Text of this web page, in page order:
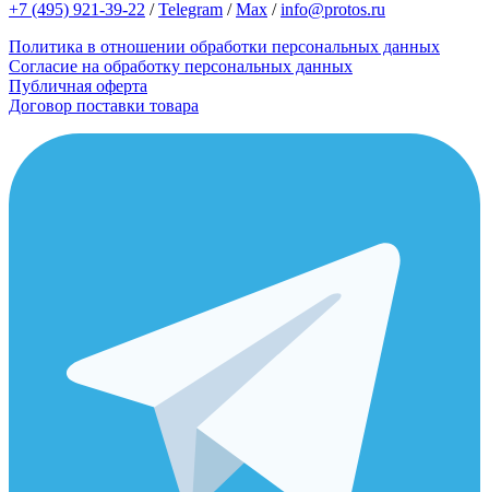
+7 (495) 921-39-22 /Telegram /Max /info@protos.ru
Политика в отношении обработки персональных данных
Согласие на обработку персональных данных
Публичная оферта
Договор поставки товара